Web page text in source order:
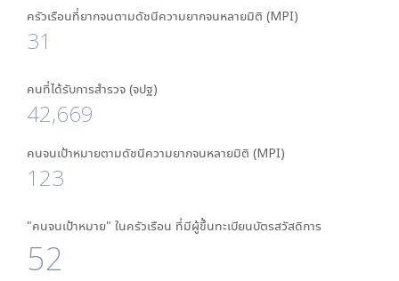
ครัวเรือนที่ยากจนตามดัชนีความยากจนหลายมิติ (MPI)
31
คนที่ได้รับการสำรวจ (จปฐ)
42,669
คนจนเป้าหมายตามดัชนีความยากจนหลายมิติ (MPI)
123
"คนจนเป้าหมาย" ในครัวเรือน ที่มีผู้ขึ้นทะเบียนบัตรสวัสดิการ
52